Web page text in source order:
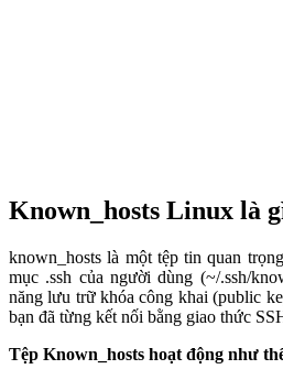
Known_hosts Linux là
known_hosts là một tệp tin quan
mục .ssh của người dùng (~/.ssh/
năng lưu trữ khóa công khai (public
bạn đã từng kết nối bằng giao thức
Tệp Known_hosts hoạt động như